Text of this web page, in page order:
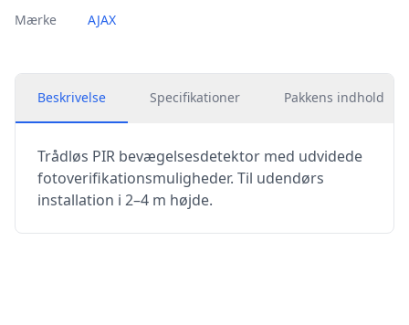
Mærke
AJAX
Beskrivelse Specifikationer Pakkens indhold
Trådløs PIR bevægelsesdetektor med udvidede
fotoverifikationsmuligheder. Til udendørs
installation i 2–4 m højde.